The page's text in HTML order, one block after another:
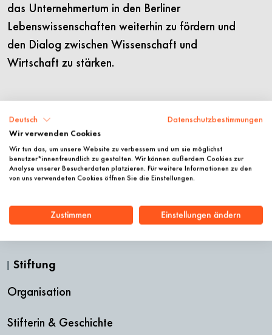
das Unternehmertum in den Berliner
Lebenswissenschaften weiterhin zu fördern und
den Dialog zwischen Wissenschaft und
Wirtschaft zu stärken.
Stiftung
Organisation
Stifterin & Geschichte
Deutsch Datenschutzbestimmungen
Wir verwenden Cookies
Wir tun das, um unsere Website zu verbessern und um sie möglichst
benutzer*innenfreundlich zu gestalten. Wir können außerdem Cookies zur
Analyse unserer Besucherdaten platzieren. Für weitere Informationen zu den
von uns verwendeten Cookies öffnen Sie die Einstellungen.
Zustimmen Einstellungen ändern